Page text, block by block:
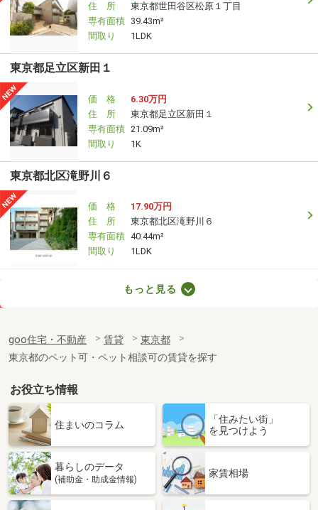
住 所
東京都世田谷区松原１丁目
専有面積 39.43m²
間取り
1LDK
東京都足立区新田１
価 格
6.30万円
住 所
東京都足立区新田１
専有面積 21.09m²
間取り
1K
東京都北区滝野川６
価 格
17.90万円
住 所
東京都北区滝野川６
専有面積 40.44m²
間取り
1LDK
専有面積
63.59m²
間取り
2LDK
東京都立川市錦町６
価 格
9.20万円
東京都立川市錦町６
専有面積 19.87m²
間取り
東京都日野市豊田２丁目
もっと見る
goo住宅・不動産 賃貸
東京都
東京都のペット可・ペット相談可の賃貸を探す
お役立ち情報
住まいのコラム
「住みたい街」
を見つけよう
暮らしのデータ
(補助金・助成金情報)
家賃相場